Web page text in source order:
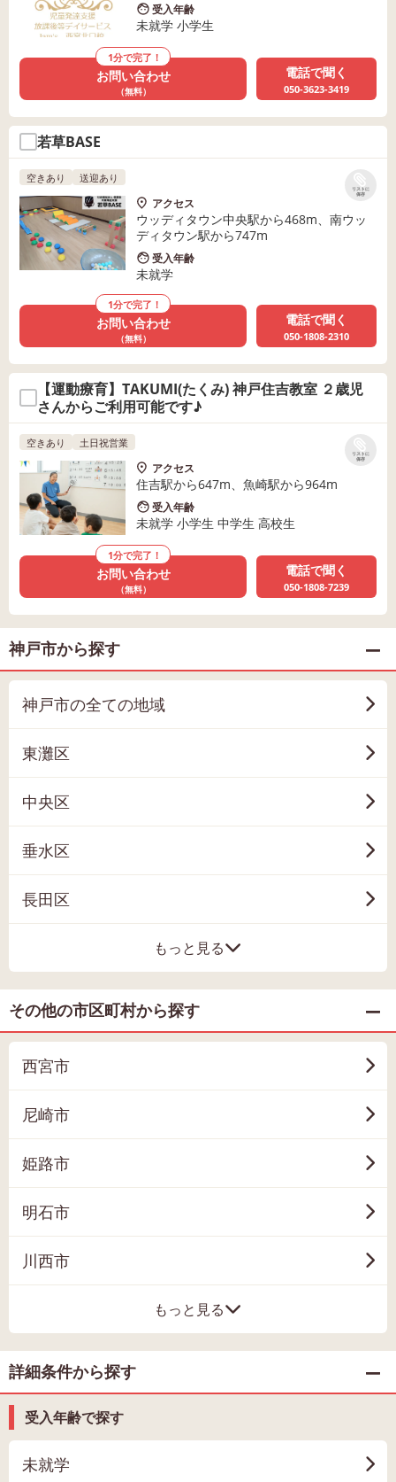
受入年齢
未就学 小学生
1分で完了！
お問い合わせ
（無料）
電話で聞く
050-3623-3419
若草BASE
リストに
保存
空きあり 送迎あり
アクセス
ウッディタウン中央駅から468m、南ウッ
ディタウン駅から747m
受入年齢
未就学
1分で完了！
お問い合わせ
（無料）
電話で聞く
050-1808-2310
【運動療育】TAKUMI(たくみ) 神戸住吉教室 ２歳児
さんからご利用可能です♪
リストに
保存
空きあり 土日祝営業
アクセス
住吉駅から647m、魚崎駅から964m
受入年齢
未就学 小学生 中学生 高校生
1分で完了！
お問い合わせ
（無料）
電話で聞く
050-1808-7239
神戸市から探す
神戸市の全ての地域
東灘区
中央区
垂水区
長田区
もっと見る
その他の市区町村から探す
西宮市
尼崎市
姫路市
明石市
川西市
もっと見る
詳細条件から探す
受入年齢で探す
未就学